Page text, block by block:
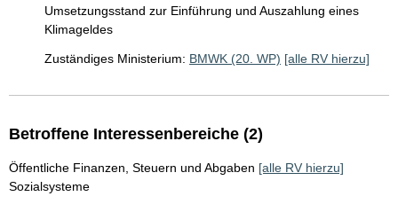
Umsetzungsstand zur Einführung und Auszahlung eines
Klimageldes
Zuständiges Ministerium: BMWK (20. WP) [alle RV hierzu]
Betroffene Interessenbereiche (2)
Öffentliche Finanzen, Steuern und Abgaben [alle RV hierzu]
Sozialsysteme